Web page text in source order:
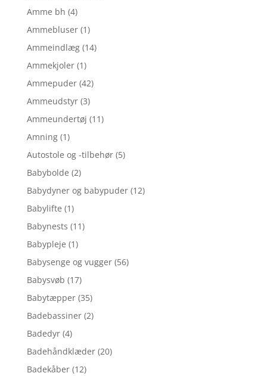
Amme bh (4)
Ammebluser (1)
Ammeindlæg (14)
Ammekjoler (1)
Ammepuder (42)
Ammeudstyr (3)
Ammeundertøj (11)
Amning (1)
Autostole og -tilbehør (5)
Babybolde (2)
Babydyner og babypuder (12)
Babylifte (1)
Babynests (11)
Babypleje (1)
Babysenge og vugger (56)
Babysvøb (17)
Babytæpper (35)
Badebassiner (2)
Badedyr (4)
Badehåndklæder (20)
Badekåber (12)